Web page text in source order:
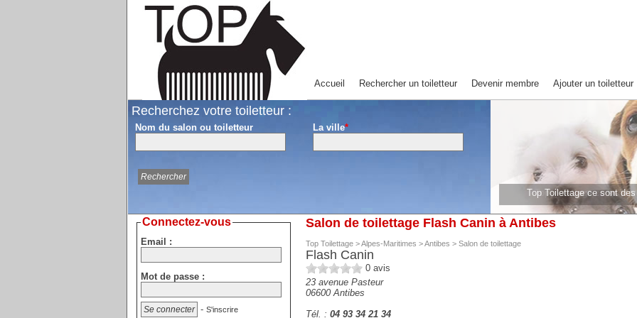
Accueil Rechercher un toiletteur Devenir membre Ajouter un toiletteur
Recherchez votre toiletteur :
Nom du salon ou toiletteur La ville*
Top Toilettage ce sont
Top Toilettage ce sont
Salon de toilettage Flash Canin à Antibes
Top Toilettage>Alpes-Maritimes >Antibes > Salon de toilettage
Flash Canin
0avis
23 avenue Pasteur
06600 Antibes
Tél. : 04 93 34 21 34
Connectez-vous
Email :
Mot de passe :
- S'inscrire